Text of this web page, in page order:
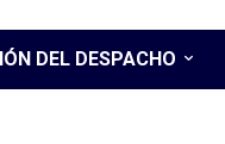
DEL DESPACHO